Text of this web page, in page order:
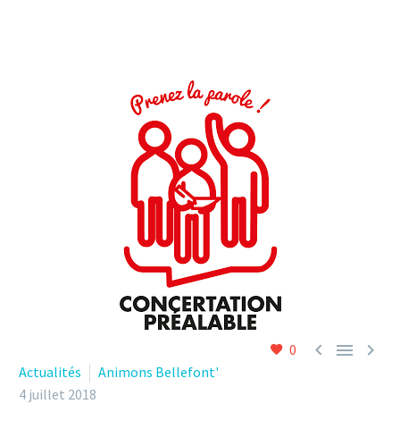
0   
Actualités
Animons Bellefont'
4 juillet 2018